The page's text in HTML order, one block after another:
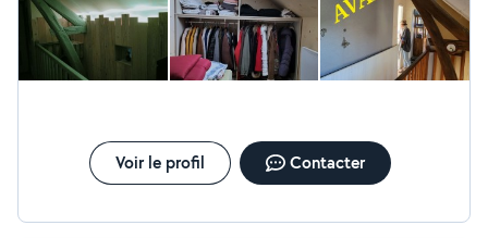
Voir le profil Contacter